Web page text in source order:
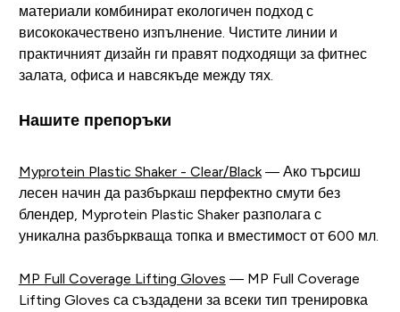
материали комбинират екологичен подход с
висококачествено изпълнение. Чистите линии и
практичният дизайн ги правят подходящи за фитнес
залата, офиса и навсякъде между тях.
Нашите препоръки
Myprotein Plastic Shaker - Clear/Black— Ако търсиш
лесен начин да разбъркаш перфектно смути без
блендер, Myprotein Plastic Shaker разполага с
уникална разбъркваща топка и вместимост от 600 мл.
MP Full Coverage Lifting Gloves — MP Full Coverage
Lifting Gloves са създадени за всеки тип тренировка